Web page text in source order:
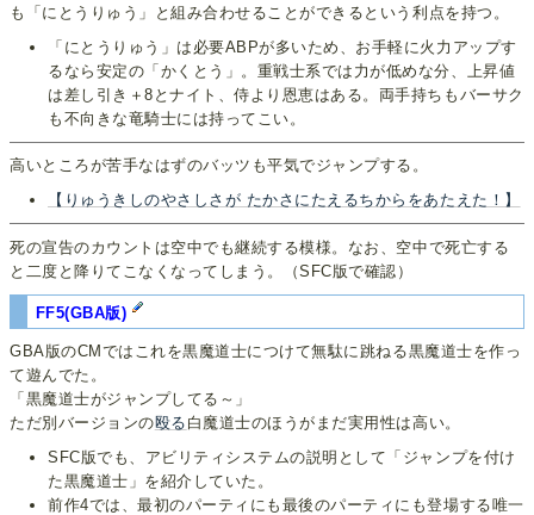
も「にとうりゅう」と組み合わせることができるという利点を持つ。
「にとうりゅう」は必要ABPが多いため、お手軽に火力アップす
るなら安定の「かくとう」。重戦士系では力が低めな分、上昇値
は差し引き＋8とナイト、侍より恩恵はある。両手持ちもバーサク
も不向きな竜騎士には持ってこい。
高いところが苦手なはずのバッツも平気でジャンプする。
【りゅうきしのやさしさが たかさにたえるちからをあたえた！】
死の宣告のカウントは空中でも継続する模様。なお、空中で死亡する
と二度と降りてこなくなってしまう。（SFC版で確認）
FF5(GBA版)
GBA版のCMではこれを黒魔道士につけて無駄に跳ねる黒魔道士を作っ
て遊んでた。
「黒魔道士がジャンプしてる～」
ただ別バージョンの殴る 白魔道士のほうがまだ実用性は高い。
SFC版でも、アビリティシステムの説明として「ジャンプを付け
た黒魔道士」を紹介していた。
前作4では、最初のパーティにも最後のパーティにも登場する唯一